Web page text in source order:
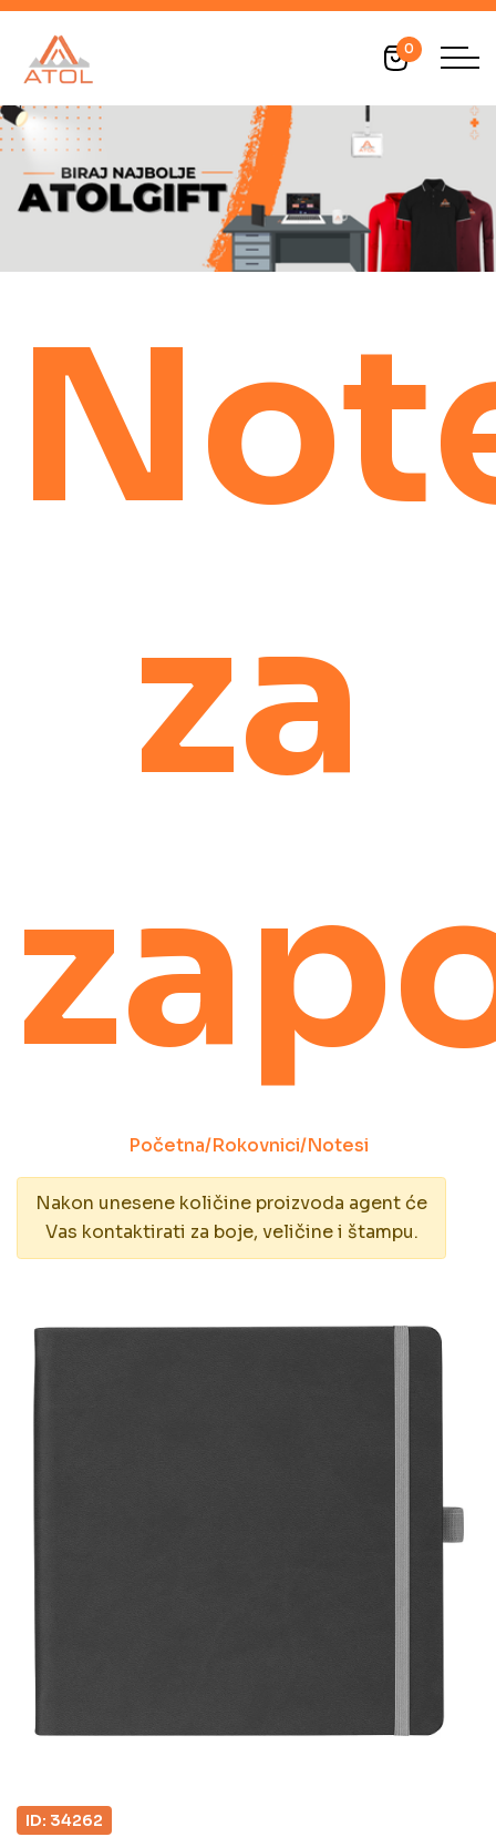
0
za
Početna/Rokovnici/Notesi
Nakon unesene količine proizvoda agent će
Vas kontaktirati za boje, veličine i štampu.
ID: 34262